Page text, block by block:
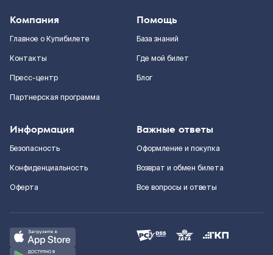
Компания
Главное о Купибилете
Контакты
Пресс-центр
Партнерская программа
Помощь
База знаний
Где мой билет
Блог
Информация
Безопасность
Конфиденциальность
Оферта
Важные ответы
Оформление и покупка
Возврат и обмен билета
Все вопросы и ответы